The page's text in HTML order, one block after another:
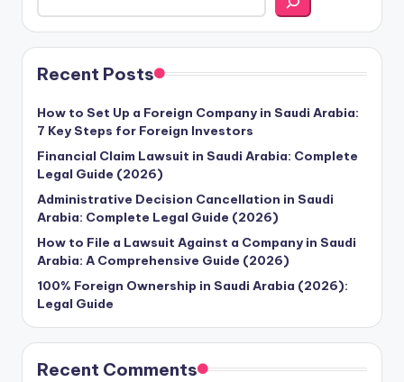
Recent Posts
How to Set Up a Foreign Company in Saudi Arabia:
7 Key Steps for Foreign Investors
Financial Claim Lawsuit in Saudi Arabia: Complete
Legal Guide (2026)
Administrative Decision Cancellation in Saudi
Arabia: Complete Legal Guide (2026)
How to File a Lawsuit Against a Company in Saudi
Arabia: A Comprehensive Guide (2026)
100% Foreign Ownership in Saudi Arabia (2026):
Legal Guide
Recent Comments